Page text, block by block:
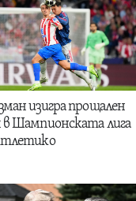
изигра прощален
в Шампионската лига